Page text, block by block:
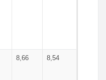
8,66 8,54